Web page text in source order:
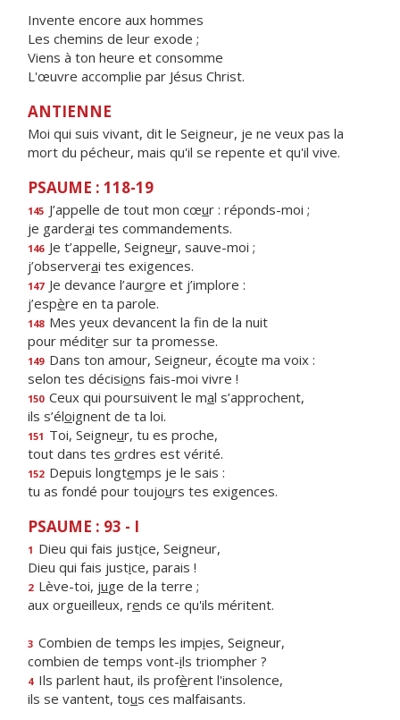
Invente encore aux hommes
Les chemins de leur exode ;
Viens à ton heure et consomme
L'œuvre accomplie par Jésus Christ.
ANTIENNE
Moi qui suis vivant, dit le Seigneur, je ne veux pas la
mort du pécheur, mais qu'il se repente et qu'il vive.
PSAUME : 118-19
145 J’appelle de tout mon cœur : réponds-moi ;
je garderai tes commandements.
146 Je t’appelle, Seigneur, sauve-moi ;
j’observerai tes exigences.
147 Je devance l’aurore et j’implore :
j’espère en ta parole.
148 Mes yeux devancent la fn de la nuit
pour méditer sur ta promesse.
149 Dans ton amour, Seigneur, écoute ma voix :
selon tes décisions fais-moi vivre !
150 Ceux qui poursuivent le mal s’approchent,
ils s’éloignent de ta loi.
151 Toi, Seigneur, tu es proche,
tout dans tes ordres est vérité.
152 Depuis longtemps je le sais :
tu as fondé pour toujours tes exigences.
PSAUME : 93 - I
1 Dieu qui fais justice, Seigneur,
Dieu qui fais justice, parais !
2 Lève-toi, juge de la terre ;
aux orgueilleux, rends ce qu'ils méritent.
3 Combien de temps les impies, Seigneur,
combien de temps vont-ils triompher ?
4 Ils parlent haut, ils profèrent l'insolence,
ils se vantent, tous ces malfaisants.